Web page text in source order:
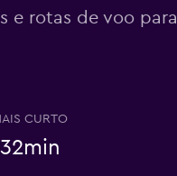
e rotas de voo para
CURTO